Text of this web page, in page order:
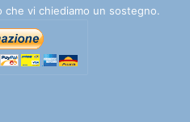
vi chiediamo un sostegno.